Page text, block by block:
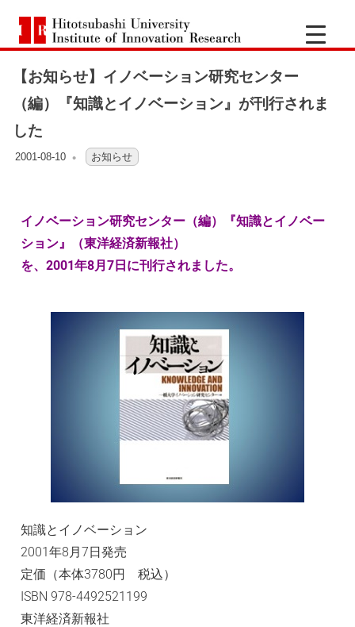
橋
大
ノ
Hitotsubashi
Institute
of
Research
【お知らせ】イノベーション研究センター
（編）『知識とイノベーション』が刊行されま
した
2001-08-10 OFO2_TESTIIR
お知らせ
イノベーション研究センター（編）『知識とイノベー
ション』（東洋経済新報社）
を、 2001年8月7日に刊行されました。
知識とイノベーション
2001年8月7日発売
定価（本体3780円 税込）
ISBN 978-4492521199
東洋経済新報社